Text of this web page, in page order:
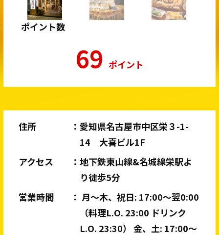
ポイント数
69 ポイント
住所
愛知県名古屋市中区栄３-1-
14 大喜ビル1F
アクセス
地下鉄東山線&名城線栄駅よ
り徒歩5分
営業時間
月～木、祝日: 17:00～翌0:00
（料理L.O. 23:00 ドリンク
L.O. 23:30） 金、土: 17:00～